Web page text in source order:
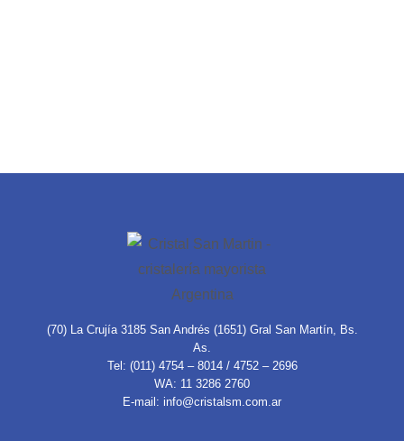
(70) La Crujía 3185 San Andrés (1651) Gral San Martín, Bs.
As.
Tel: (011) 4754 – 8014 / 4752 – 2696
WA: 11 3286 2760
E-mail: info@cristalsm.com.ar